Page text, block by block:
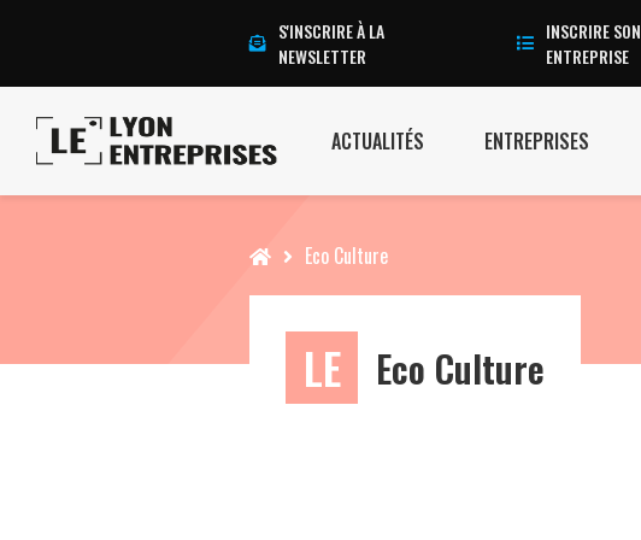
S'INSCRIRE À LA
NEWSLETTER
INSCRIRE SON
ENTREPRISE
ACTUALITÉS ENTREPRISES
Accueil Eco Culture
LE Eco Culture